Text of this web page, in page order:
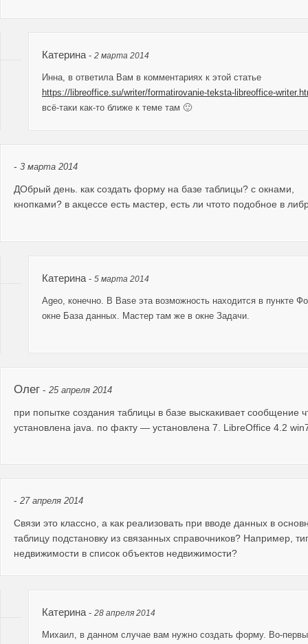
Катерина- 2 марта 2014
Инна, в ответила Вам в комментариях к этой статье
https://libreoffice.su/writer/formatirovanie-teksta-libreoffice-
всё-таки как-то ближе к теме там 🙂
- 3 марта 2014
ДОбрый день. как создать форму на базе таблицы? с окнами,
кнопками? в акцессе есть мастер, есть ли чтото подобное в
Катерина- 5 марта 2014
Ageo, конечно. В Base эта возможность находится в пункте
окне База данных. Мастер там же в окне Задачи.
Олег - 25 апреля 2014
при попытке создания таблицы в базе выскакивает сообщение
установлена java. по факту — установлена 7. LibreOffice 4.2
- 27 апреля 2014
Связи это классно, а как реализовать при вводе данных в
таблицу подстановку из связанных справочников? Например,
недвижимости в список объектов недвижимости?
Катерина- 28 апреля 2014
Михаил, в данном случае вам нужно создать форму. Во-